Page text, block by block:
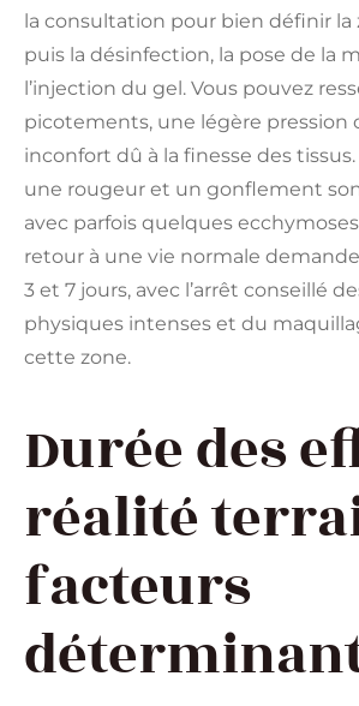
la consultation pour bien définir la
puis la désinfection, la pose de la
l’injection du gel. Vous pouvez
picotements, une légère pression
inconfort dû à la finesse des tissus.
une rougeur et un gonflement
avec parfois quelques ecchymoses
retour à une vie normale
3 et 7 jours, avec l’arrêt conseillé
physiques intenses et du
cette zone.
Durée des
réalité
facteurs